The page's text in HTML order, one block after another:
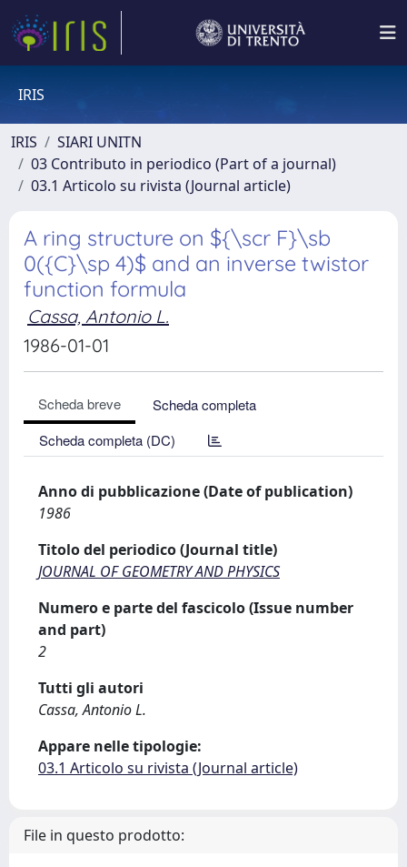
IRIS
IRIS
SIARI UNITN
03 Contributo in periodico (Part of a journal)
03.1 Articolo su rivista (Journal article)
A ring structure on ${\scr F}\sb
0({C}\sp 4)$ and an inverse twistor
function formula
Cassa, Antonio L.
1986-01-01
Scheda breve
Scheda completa
Scheda completa (DC)
Anno di pubblicazione (Date of publication)
1986
Titolo del periodico (Journal title)
JOURNAL OF GEOMETRY AND PHYSICS
Numero e parte del fascicolo (Issue number
and part)
2
Tutti gli autori
Cassa, Antonio L.
Appare nelle tipologie:
03.1 Articolo su rivista (Journal article)
File in questo prodotto: